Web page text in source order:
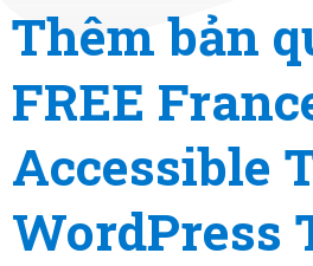
Thêm bản
FREE
Accessible
WordPress